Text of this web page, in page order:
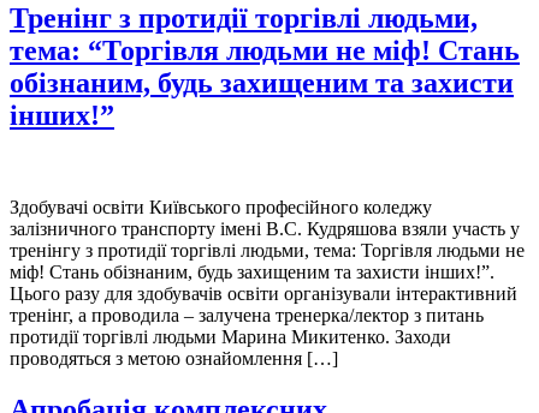
Тренінг з протидії торгівлі людьми,
тема: “Торгівля людьми не міф! Стань
обізнаним, будь захищеним та захисти
інших!”
Здобувачі освіти Київського професійного коледжу
залізничного транспорту імені В.С. Кудряшова взяли участь у
тренінгу з протидії торгівлі людьми, тема: Торгівля людьми не
міф! Стань обізнаним, будь захищеним та захисти інших!”.
Цього разу для здобувачів освіти організували інтерактивний
тренінг, а проводила – залучена тренерка/лектор з питань
протидії торгівлі людьми Марина Микитенко. Заходи
проводяться з метою ознайомлення […]